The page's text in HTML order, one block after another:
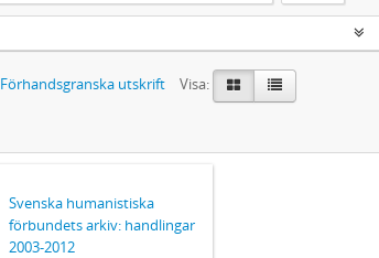
Förhandsgranska utskrift
Visa:
Svenska humanistiska
förbundets arkiv: handlingar
2003-2012